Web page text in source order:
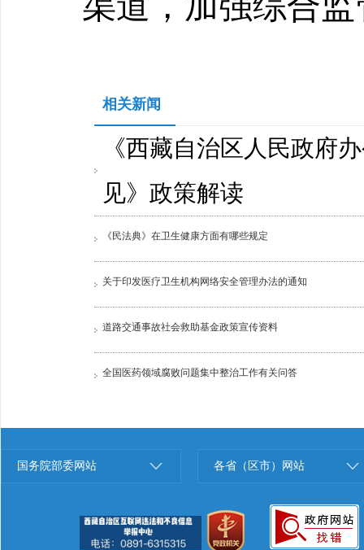
相关新闻
《西藏自治区人民政府
见》政策解读
《民法典》在卫生健康方面有哪些规定
关于印发医疗卫生机构网络安全管理办法的通知
道路交通事故社会救助基金政策宣传资料
全国医药领域腐败问题集中整治工作有关问答
国务院部委网站 各省（区市）网站